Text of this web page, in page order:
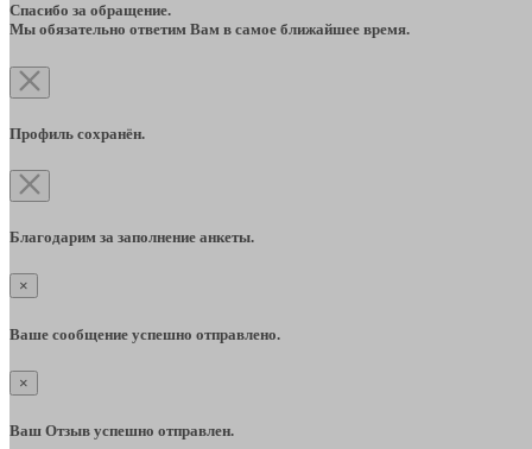
Спасибо за обращение.
Мы обязательно ответим Вам в самое ближайшее время.
Профиль сохранён.
Благодарим за заполнение анкеты.
×
Ваше сообщение успешно отправлено.
×
Ваш Отзыв успешно отправлен.